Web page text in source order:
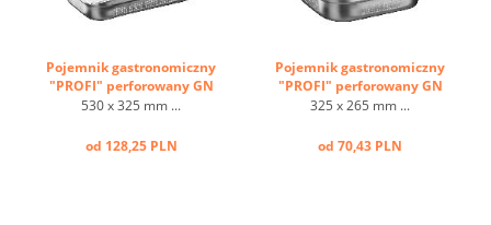
Pojemnik gastronomiczny
"PROFI" perforowany GN
1/1 ...
530 x 325 mm ...
od 128,25 PLN
Pojemnik gastronomiczny
"PROFI" perforowany GN
1/2 ...
325 x 265 mm ...
od 70,43 PLN